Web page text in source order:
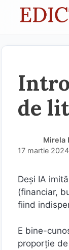
de
Mirela
17 martie 2024
Deși IA
(financiar,
fiind
E bine-
proporție